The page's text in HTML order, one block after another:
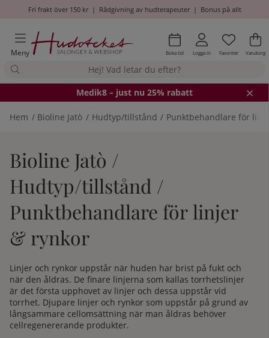
Fri frakt över 150 kr| Rådgivning av hudterapeuter| Bonus på allt
Meny Boka tid Logga in Antal i
.
Favoriter .
Varukorg
Medik8 – just nu 25% rabatt
Hem Bioline Jatò Hudtyp/tillstånd Punktbehandlare för
Bioline Jatò /
Hudtyp/tillstånd /
Punktbehandlare för linjer
& rynkor
Linjer och rynkor uppstår när huden har brist på fukt och
när den åldras. De finare linjerna som kallas torrhetslinjer
är det första upphovet av linjer och dessa uppstår vid
torrhet. Djupare linjer och rynkor som uppstår på grund av
långsammare cellomsättning när man åldras behöver
cellregenererande produkter.